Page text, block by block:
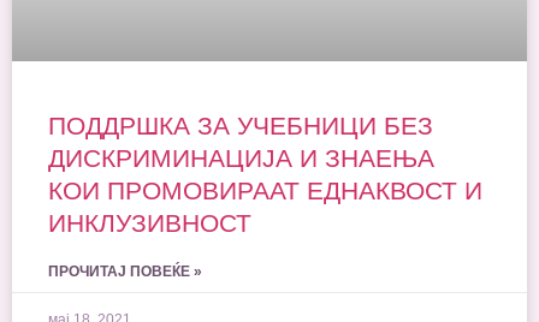
ПОДДРШКА ЗА УЧЕБНИЦИ БЕЗ
ДИСКРИМИНАЦИЈА И ЗНАЕЊА
КОИ ПРОМОВИРААТ ЕДНАКВОСТ И
ИНКЛУЗИВНОСТ
ПРОЧИТАЈ ПОВЕЌЕ »